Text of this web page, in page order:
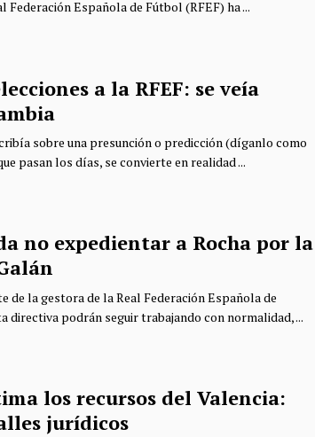
Federación Española de Fútbol (RFEF) ha ...
a la RFEF: se veía
sobre una presunción o predicción (díganlo como
pasan los días, se convierte en realidad ...
no expedientar a Rocha por la
de la gestora de la Real Federación Española de
directiva podrán seguir trabajando con normalidad, ...
los recursos del Valencia:
jurídicos